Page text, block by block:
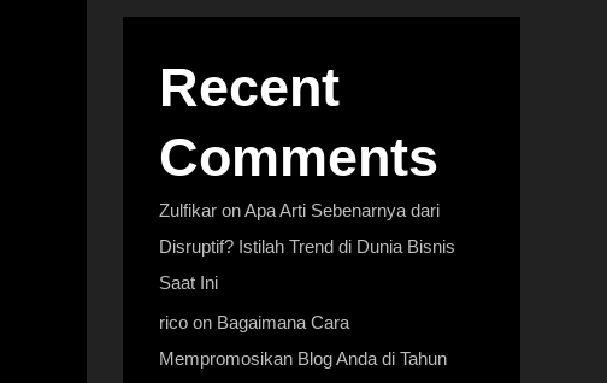
Recent
Comments
Zulfikar onApa Arti Sebenarnya dari
Disruptif? Istilah Trend di Dunia Bisnis
Saat Ini
rico on Bagaimana Cara
Mempromosikan Blog Anda di Tahun